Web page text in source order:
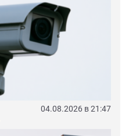
04.08.2026 в 21:47